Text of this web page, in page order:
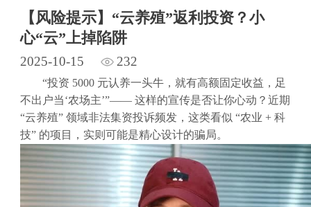
【风险提示】“云养殖”返利投资？小
心“云”上掉陷阱
2025-10-15 232
“投资 5000 元认养一头牛，就有高额固定收益，足
不出户当‘农场主’”—— 这样的宣传是否让你心动？近期
“云养殖” 领域非法集资投诉频发，这类看似 “农业 + 科
技” 的项目，实则可能是精心设计的骗局。